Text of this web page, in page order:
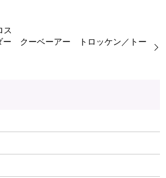
ス
ー クーベーアー トロッケン／トー